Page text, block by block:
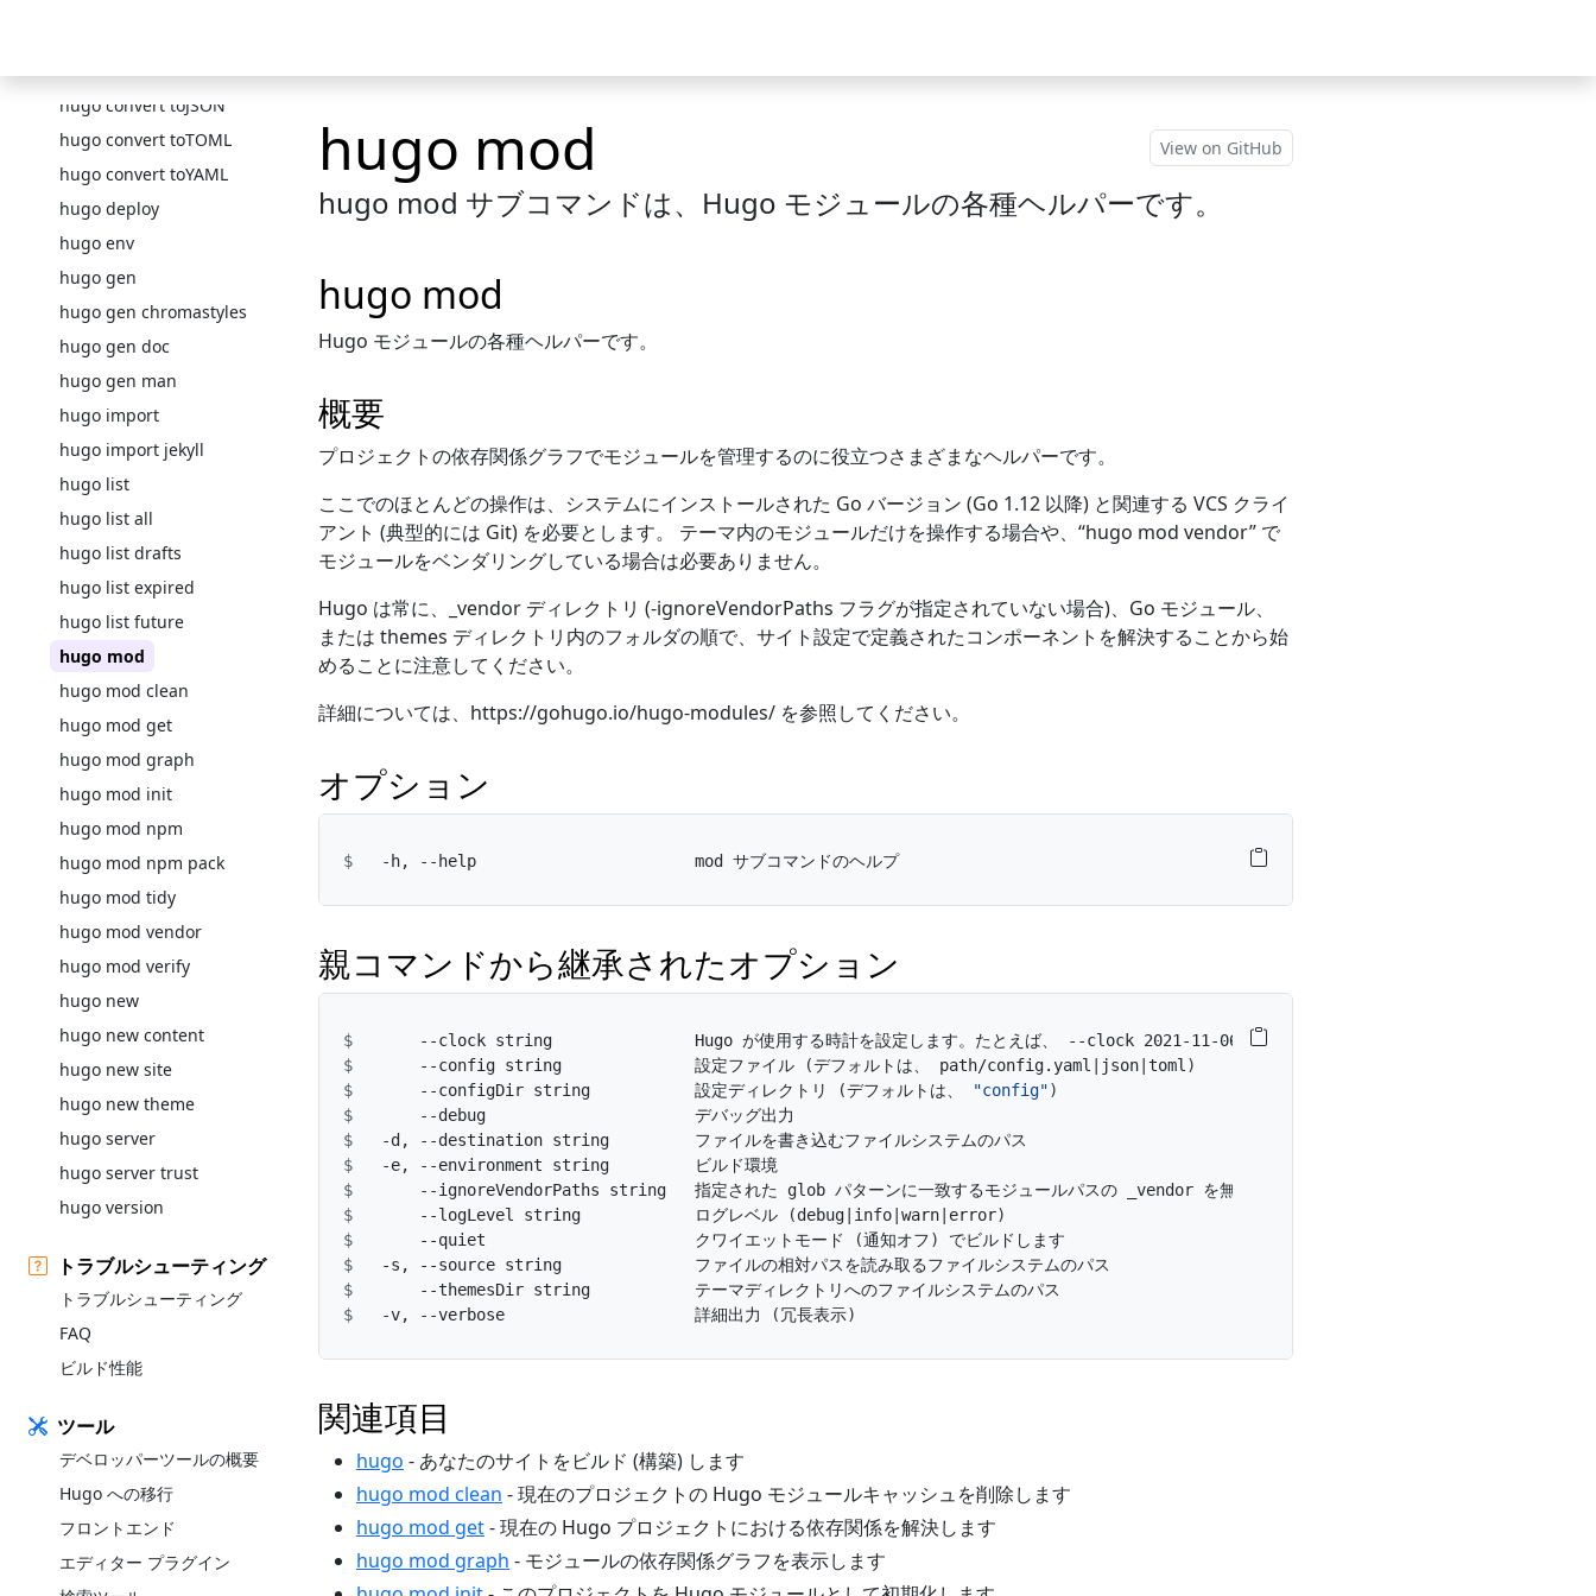
hugo convert
hugo convert toJSON
hugo convert toTOML
hugo convert toYAML
hugo deploy
hugo env
hugo gen
hugo gen chromastyles
hugo gen doc
hugo gen man
hugo import
hugo import jekyll
hugo list
hugo list all
hugo list drafts
hugo list expired
hugo list future
hugo mod
hugo mod clean
hugo mod get
hugo mod graph
hugo mod init
hugo mod npm
hugo mod npm pack
hugo mod tidy
hugo mod vendor
hugo mod verify
hugo new
hugo new content
hugo new site
hugo new theme
hugo server
hugo server trust
hugo version
トラブルシューティング
トラブルシューティング
FAQ
ビルド性能
ツール
デベロッパーツールの概要
Hugo への移行
フロントエンド
エディター プラグイン
View on GitHub
hugo mod
hugo mod サブコマンドは、Hugo モジュールの各種ヘルパーです。
hugo mod
Hugo モジュールの各種ヘルパーです。
概要
プロジェクトの依存関係グラフでモジュールを管理するのに役立つさまざまなヘルパーです。
ここでのほとんどの操作は、システムにインストールされた Go バージョン (Go 1.12 以降) と関連する VCS クライ
アント (典型的には Git) を必要とします。 テーマ内のモジュールだけを操作する場合や、“hugo mod vendor” で
モジュールをベンダリングしている場合は必要ありません。
Hugo は常に、_vendor ディレクトリ (-ignoreVendorPaths フラグが指定されていない場合)、Go モジュール、
または themes ディレクトリ内のフォルダの順で、サイト設定で定義されたコンポーネントを解決することから始
めることに注意してください。
詳細については、https://gohugo.io/hugo-modules/ を参照してください。
オプション
親コマンドから継承されたオプション
      --config string              設定ファイル
(デフォルトは、 path/config.yaml json toml )
      --configDir string           設定ディレクトリ
(デフォルトは、 "config")
      --logLevel string            ログレベル
(debug info warn error)
      --quiet                      クワイエットモード
(通知オフ)
  -v, --verbose                    詳細出力
(冗長表示)
関連項目
hugo - あなたのサイトをビルド (構築) します
hugo mod clean - 現在のプロジェクトの Hugo モジュールキャッシュを削除します
hugo mod get- 現在の Hugo プロジェクトにおける依存関係を解決します
hugo mod graph - モジュールの依存関係グラフを表示します